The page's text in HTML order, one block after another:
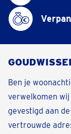
Ben je
verwelkomen
gevestigd aan
vertrouwde